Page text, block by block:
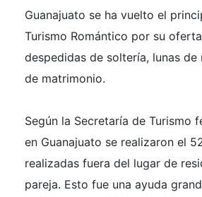
Guanajuato se ha vuelto el
Turismo Romántico por su
despedidas de soltería, lunas
de matrimonio.
Según la Secretaría de Turismo
en Guanajuato se realizaron el
realizadas fuera del lugar de
pareja. Esto fue una ayuda